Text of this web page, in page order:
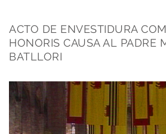
ACTO DE ENVESTIDURA
HONORIS CAUSA AL PADRE
BATLLORI